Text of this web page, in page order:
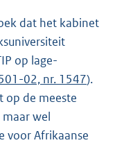
dat het kabinet
op lage-
02, nr. 1547).
op de meeste
wel
voor Afrikaanse